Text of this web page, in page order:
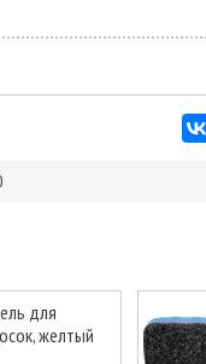
для
желтый